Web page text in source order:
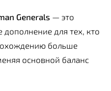
Generals — это
для тех, кто
больше
основной баланс